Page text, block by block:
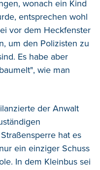
wonach ein Kind
entsprechen wohl
vor dem Heckfenster
um den Polizisten zu
Es habe aber
wie man
der Anwalt
hat es
ein einziger Schuss
In dem Kleinbus sei